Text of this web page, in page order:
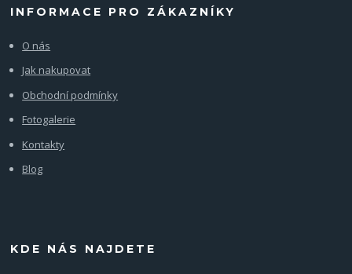
INFORMACE PRO ZÁKAZNÍKY
O nás
Jak nakupovat
Obchodní podmínky
Fotogalerie
Kontakty
Blog
KDE NÁS NAJDETE